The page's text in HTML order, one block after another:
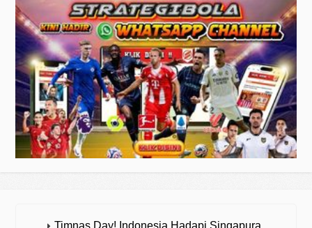
Timnas Day! Indonesia Hadapi Singapura